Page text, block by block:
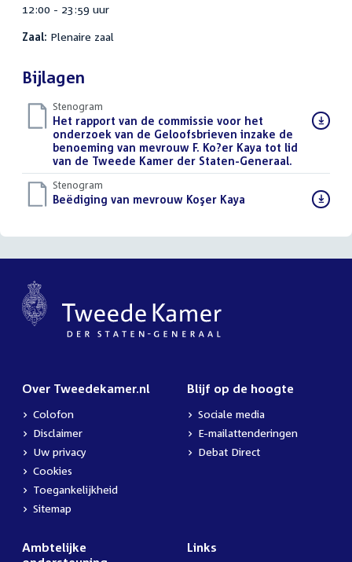
12:00 - 23:59 uur
Zaal: Plenaire zaal
Bijlagen
Stenogram
Download
bestand:
Het rapport van de commissie voor het
onderzoek van de Geloofsbrieven inzake de
benoeming van mevrouw F. Ko?er Kaya tot lid
van de Tweede Kamer der Staten-Generaal.
Stenogram
Download
Beëdiging van mevrouw Koşer Kaya
Over Tweedekamer.nl
Colofon
Disclaimer
Uw privacy
Cookies
Toegankelijkheid
Sitemap
Blijf op de hoogte
Sociale media
E-mailattenderingen
Debat Direct
Ambtelijke
Links